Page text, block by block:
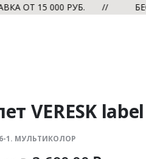
15 000 РУБ. //
VERESK
1. МУЛЬТИКОЛОР